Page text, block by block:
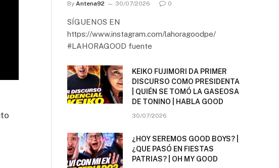
By Antena92 30/07/2026 0
SÍGUENOS EN
https://www.instagram.com/lahoragoodpe/
#LAHORAGOOD fuente
KEIKO FUJIMORI DA PRIMER
DISCURSO COMO PRESIDENTA
| QUIÉN SE TOMÓ LA GASEOSA
DE TONINO | HABLA GOOD
30/07/2026
¿HOY SEREMOS GOOD BOYS? |
¿QUE PASÓ EN FIESTAS
PATRIAS? | OH MY GOOD